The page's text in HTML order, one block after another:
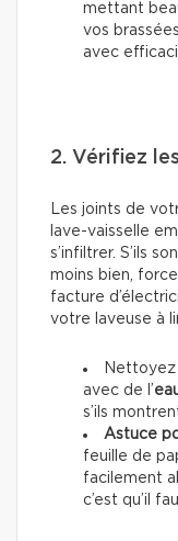
mettant
vos
avec
2. Vérifiez
Les joints de
lave-vaisselle
s’infiltrer. S’ils
moins bien,
facture
votre laveuse à
Nettoyez
avec de l’
s’ils
Astuce
feuille de
facilement
c’est qu’il